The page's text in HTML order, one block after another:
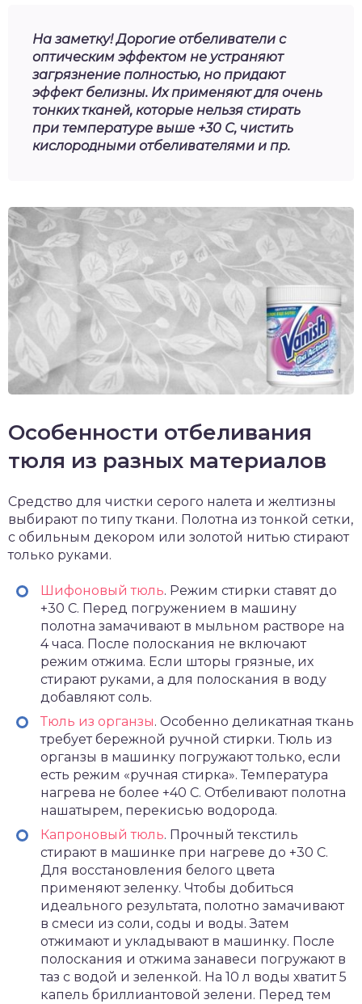
На заметку! Дорогие отбеливатели с
оптическим эффектом не устраняют
загрязнение полностью, но придают
эффект белизны. Их применяют для очень
тонких тканей, которые нельзя стирать
при температуре выше +30 С, чистить
кислородными отбеливателями и пр.
Особенности отбеливания
тюля из разных материалов
Средство для чистки серого налета и желтизны
выбирают по типу ткани. Полотна из тонкой сетки,
с обильным декором или золотой нитью стирают
только руками.
Шифоновый тюль. Режим стирки ставят до
+30 С. Перед погружением в машину
полотна замачивают в мыльном растворе на
4 часа. После полоскания не включают
режим отжима. Если шторы грязные, их
стирают руками, а для полоскания в воду
добавляют соль.
Тюль из органзы. Особенно деликатная ткань
требует бережной ручной стирки. Тюль из
органзы в машинку погружают только, если
есть режим «ручная стирка». Температура
нагрева не более +40 С. Отбеливают полотна
нашатырем, перекисью водорода.
Капроновый тюль. Прочный текстиль
стирают в машинке при нагреве до +30 С.
Для восстановления белого цвета
применяют зеленку. Чтобы добиться
идеального результата, полотно замачивают
в смеси из соли, соды и воды. Затем
отжимают и укладывают в машинку. После
полоскания и отжима занавеси погружают в
таз с водой и зеленкой. На 10 л воды хватит 5
капель бриллиантовой зелени. Перед тем